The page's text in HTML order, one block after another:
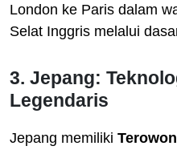
London ke Paris dalam
Selat Inggris melalui
3. Jepang:
Legendaris
Jepang memiliki